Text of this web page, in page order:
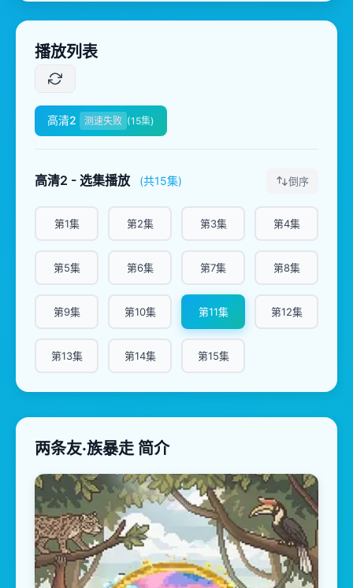
播放列表
高清2 测速失败 (15集)
高清2 - 选集播放 (共15集) 倒序
第1集 第2集 第3集 第4集
第5集 第6集 第7集 第8集
第9集 第10集 第11集 第12集
第13集 第14集 第15集
两条友·族暴走 简介